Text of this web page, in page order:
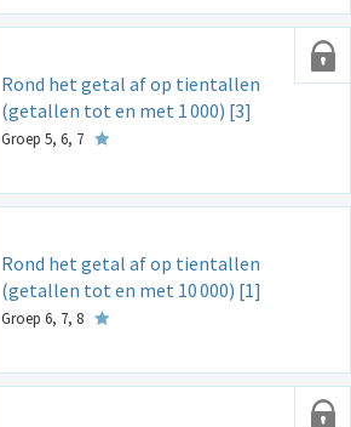
Rond het getal af op tientallen
(getallen tot en met 1000) [3]
Groep 5, 6, 7
Rond het getal af op tientallen
(getallen tot en met 10000) [1]
Groep 6, 7, 8